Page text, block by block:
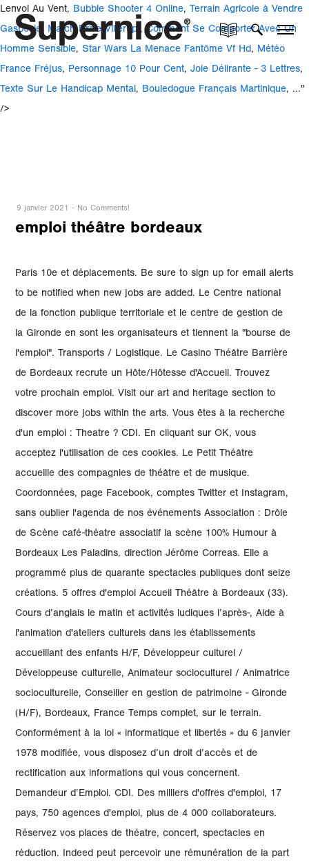
Lenvol Au Vent, Bubble Shooter 4 Online, Terrain Agricole à Vendre
Gaspésie
Match Drive Villerupt , Comment Se Comporter Avec Un
Homme Sensible, Star Wars La Menace Fantôme Vf Hd, Météo
France Fréjus, Personnage 10 Pour Cent, Joie Délirante - 3 Lettres,
Texte Sur Le Handicap Mental, Bouledogue Français Martinique, ..."
/>
9 janvier 2021 - No Comments!
emploi théâtre bordeaux
Paris 10e et déplacements. Be sure to sign up for email alerts
to be notified when new jobs are added. Le Centre national
de la fonction publique territoriale et le centre de gestion de
la Gironde en sont les organisateurs et tiennent la "bourse de
l'emploi". Transports / Logistique. Le Casino Théâtre Barrière
de Bordeaux recrute un Hôte/Hôtesse d'Accueil. Trouvez
votre prochain emploi. Visit our art and heritage section to
discover more jobs within the arts. Vous êtes à la recherche
d'un emploi : Theatre ? CDI. En cliquant sur OK, vous
acceptez l'utilisation de ces cookies. Le Petit Théâtre
accueille des compagnies de théâtre et de musique.
Coordonnées, page Facebook, comptes Twitter et Instagram,
sans oublier l'agenda de nos événements Association : Drôle
de Scène café-théatre associatif la scène 100% Humour à
Bordeaux Les Paladins, direction Jérôme Correas. Elle a
programmé plus de quarante spectacles publiques dont seize
créations. 5 offres d'emploi Accueil Théâtre à Bordeaux (33).
Cours d’anglais le matin et activités ludiques l’après-, Aide à
l'animation d'ateliers culturels dans les établissements
accueillant des enfants H/F, Développeur culturel /
Développeuse culturelle, Animateur socioculturel / Animatrice
socioculturelle, Conseiller en gestion de patrimoine - Gironde
(H/F), Bordeaux, France Temps complet, sur le terrain.
Conformément à la loi « informatique et libertés » du 6 janvier
1978 modifiée, vous disposez d’un droit d’accès et de
rectification aux informations qui vous concernent.
Demandeur d’Emploi. CDI. Des milliers d'offres d'emploi, 17
pays, 750 agences d'emploi, plus de 4 000 collaborateurs.
Réservez vos places de théatre, concert, spectacles en
réduction. Indeed peut percevoir une rémunération de la part